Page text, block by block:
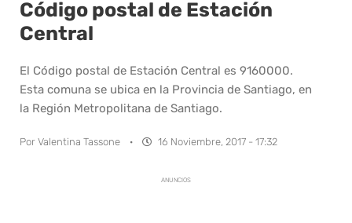
Código postal de Estación
Central
El Código postal de Estación Central es 9160000.
Esta comuna se ubica en la Provincia de Santiago, en
la Región Metropolitana de Santiago.
Por Valentina Tassone · 16 Noviembre, 2017 - 17:32
ANUNCIOS